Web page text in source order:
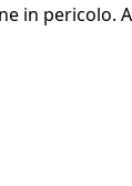
in